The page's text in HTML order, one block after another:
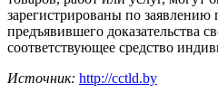
зарегистрированы по заявлению
предъявившего доказательства
соответствующее средство
Источник: http://cctld.by